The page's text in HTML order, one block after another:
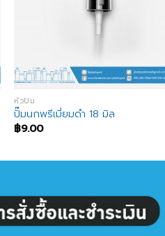
หัวปั๊ม
ปั๊มนกพรีเมี่ยมดำ 18 มิล
฿9.00